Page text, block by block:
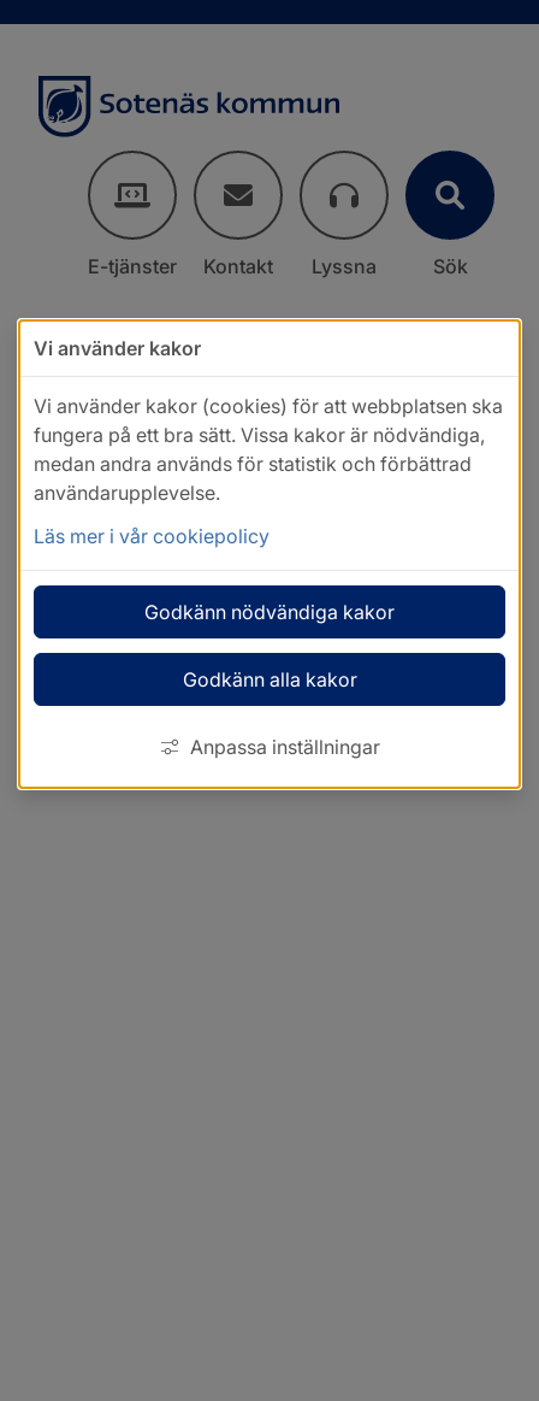
E-tjänster Kontakt Lyssna Sök
Vi använder kakor
Vi använder kakor (cookies) för att webbplatsen ska
fungera på ett bra sätt. Vissa kakor är nödvändiga,
medan andra används för statistik och förbättrad
användarupplevelse.
Läs mer i vår cookiepolicy
Godkänn nödvändiga kakor
Godkänn alla kakor
Anpassa inställningar